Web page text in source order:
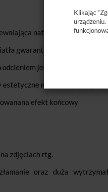
naturalne odbicie
gwarantujące niewidoczność
jest estetycznie
można uzyskać
efekt końcowy
zdjęciach rtg.
oraz duża
Klikając
urządzeniu.